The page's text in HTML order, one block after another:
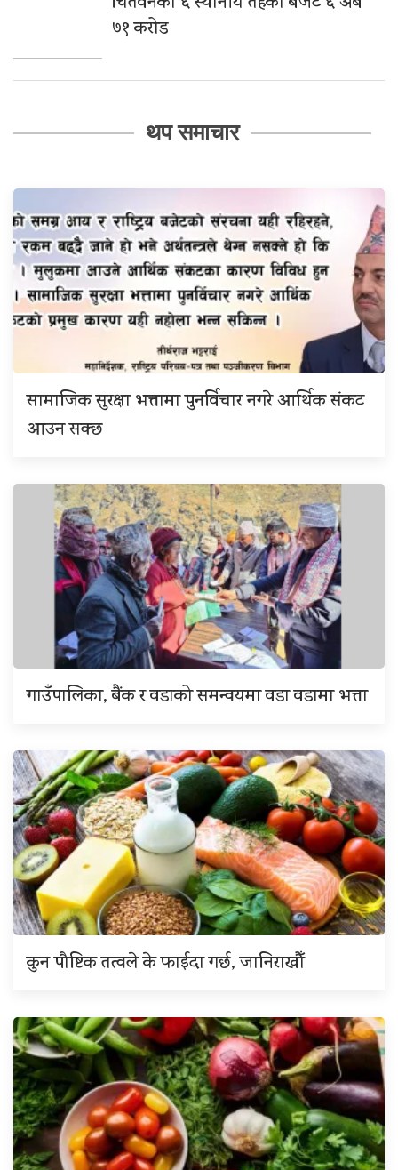
७१ करोड
थप समाचार
सामाजिक सुरक्षा भत्तामा पुनर्विचार नगरे आर्थिक संकट
आउन सक्छ
गाउँपालिका, बैंक र वडाको समन्वयमा वडा वडामा भत्ता
कुन पौष्टिक तत्वले के फाईदा गर्छ, जानिराखौँ